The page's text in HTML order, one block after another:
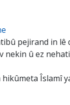
pejirand in lê
nekin û ez
Îslamî